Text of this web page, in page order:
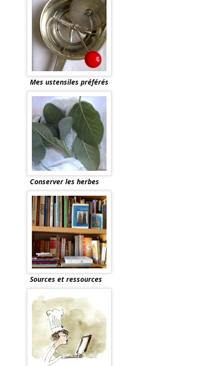
Mes ustensiles préférés
Conserver les herbes
Sources et ressources